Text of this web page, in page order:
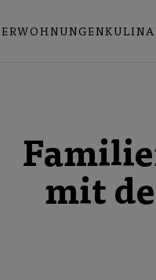
WOHNUNGEN
mit